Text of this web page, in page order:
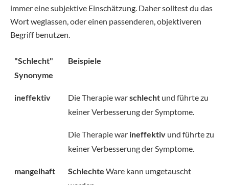
immer eine subjektive Einschätzung. Daher solltest du das
Wort weglassen, oder einen passenderen, objektiveren
Begriff benutzen.
"Schlecht"
Synonyme
Beispiele
ineffektiv Die Therapie warschlecht und führte zu
keiner Verbesserung der Symptome.
Die Therapie war ineffektiv und führte zu
keiner Verbesserung der Symptome.
mangelhaft Schlechte Ware kann umgetauscht